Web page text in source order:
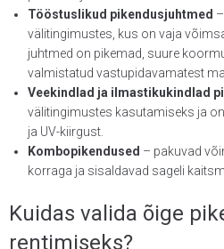
Tööstuslikud pikendusjuhtmed
välitingimustes, kus on vaja
juhtmed on pikemad, suure
valmistatud vastupidavamatest
Veekindlad ja ilmastikukindlad
välitingimustes kasutamiseks ja
ja UV-kiirgust.
Kombopikendused – pakuvad
korraga ja sisaldavad sageli
Kuidas valida õige
rentimiseks?